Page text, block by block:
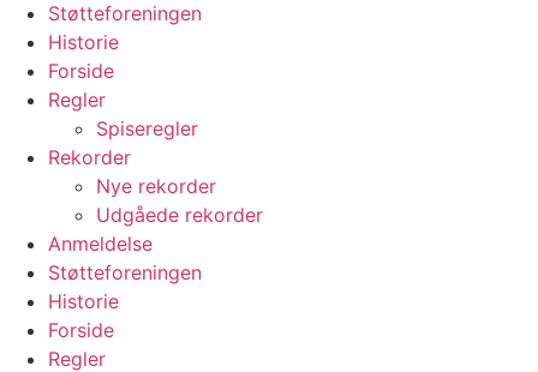
Støtteforeningen
Historie
Forside
Regler
Spiseregler
Rekorder
Nye rekorder
Udgåede rekorder
Anmeldelse
Støtteforeningen
Historie
Forside
Regler